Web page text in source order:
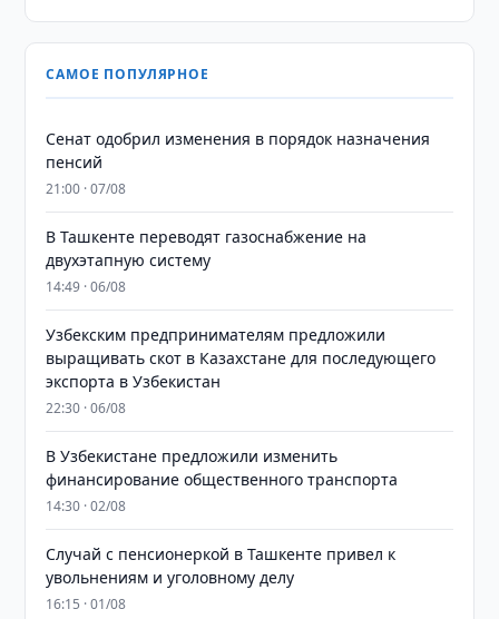
САМОЕ ПОПУЛЯРНОЕ
Сенат одобрил изменения в порядок назначения
пенсий
21:00 · 07/08
В Ташкенте переводят газоснабжение на
двухэтапную систему
14:49 · 06/08
Узбекским предпринимателям предложили
выращивать скот в Казахстане для последующего
экспорта в Узбекистан
22:30 · 06/08
В Узбекистане предложили изменить
финансирование общественного транспорта
14:30 · 02/08
Случай с пенсионеркой в Ташкенте привел к
увольнениям и уголовному делу
16:15 · 01/08